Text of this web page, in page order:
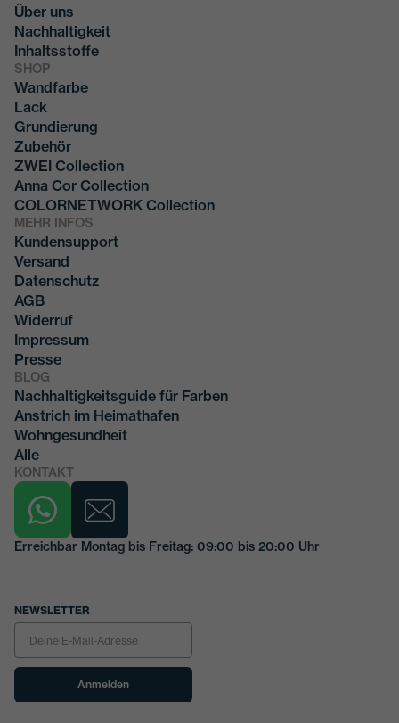
Über uns
Nachhaltigkeit
Inhaltsstoffe
SHOP
Wandfarbe
Lack
Grundierung
Zubehör
ZWEI Collection
Anna Cor Collection
COLORNETWORK Collection
MEHR INFOS
Kundensupport
Versand
Datenschutz
AGB
Widerruf
Impressum
Presse
BLOG
Nachhaltigkeitsguide für Farben
Anstrich im Heimathafen
Wohngesundheit
Alle
KONTAKT
Erreichbar Montag bis Freitag: 09:00 bis 20:00 Uhr
NEWSLETTER
Anmelden